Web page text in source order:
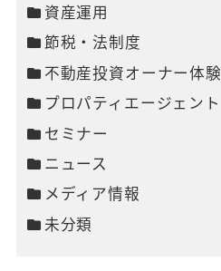
資産運用
節税・法制度
不動産投資オーナー体
プロパティエージェント
セミナー
ニュース
メディア情報
未分類